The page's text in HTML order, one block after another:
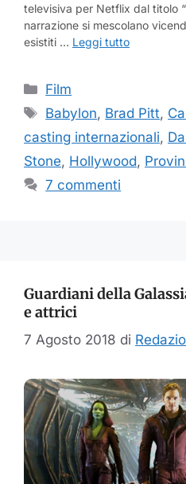
televisiva per Netflix dal titolo
narrazione si mescolano
esistiti … Leggi tutto
Categorie
Film
Tag
Babylon, Brad Pitt,
casting internazionali,
Stone, Hollywood,
7 commenti
Guardiani della
e attrici
7 Agosto 2018 di